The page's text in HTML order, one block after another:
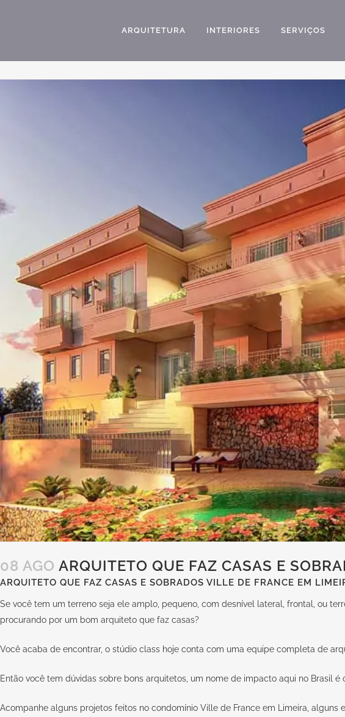
ARQUITETURA INTERIORES SERVIÇOS
08 AGO ARQUITETO QUE FAZ CASAS E
ARQUITETO QUE FAZ CASAS E SOBRADOS VILLE DE FRANCE EM
Se você tem um terreno seja ele amplo, pequeno, com desnível lateral, frontal, ou
procurando por um bom arquiteto que faz casas?
Você acaba de encontrar, o stúdio class hoje conta com uma equipe completa de
Então você tem dúvidas sobre bons arquitetos, um nome de impacto aqui no Brasil
Acompanhe alguns projetos feitos no condomínio Ville de France em Limeira,